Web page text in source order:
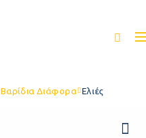
Βαρίδια Διάφορα Ελιές